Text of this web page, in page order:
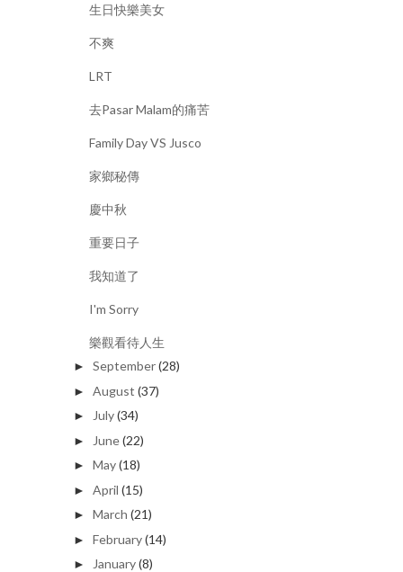
生日快樂美女
不爽
LRT
去Pasar Malam的痛苦
Family Day VS Jusco
家鄉秘傳
慶中秋
重要日子
我知道了
I'm Sorry
樂觀看待人生
► September(28)
► August (37)
► July(34)
► June(22)
► May(18)
► April (15)
► March (21)
► February(14)
► January(8)